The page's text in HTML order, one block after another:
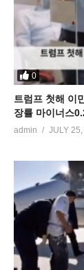
0
트럼프 첫해 이
장률 마이너스
admin JULY